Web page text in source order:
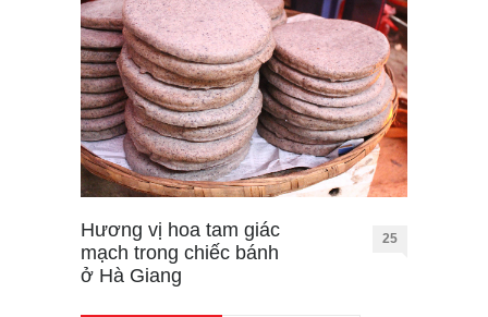
Hương vị hoa tam giác
mạch trong chiếc bánh
ở Hà Giang
25